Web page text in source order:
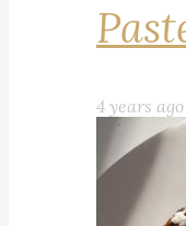
4 years ago